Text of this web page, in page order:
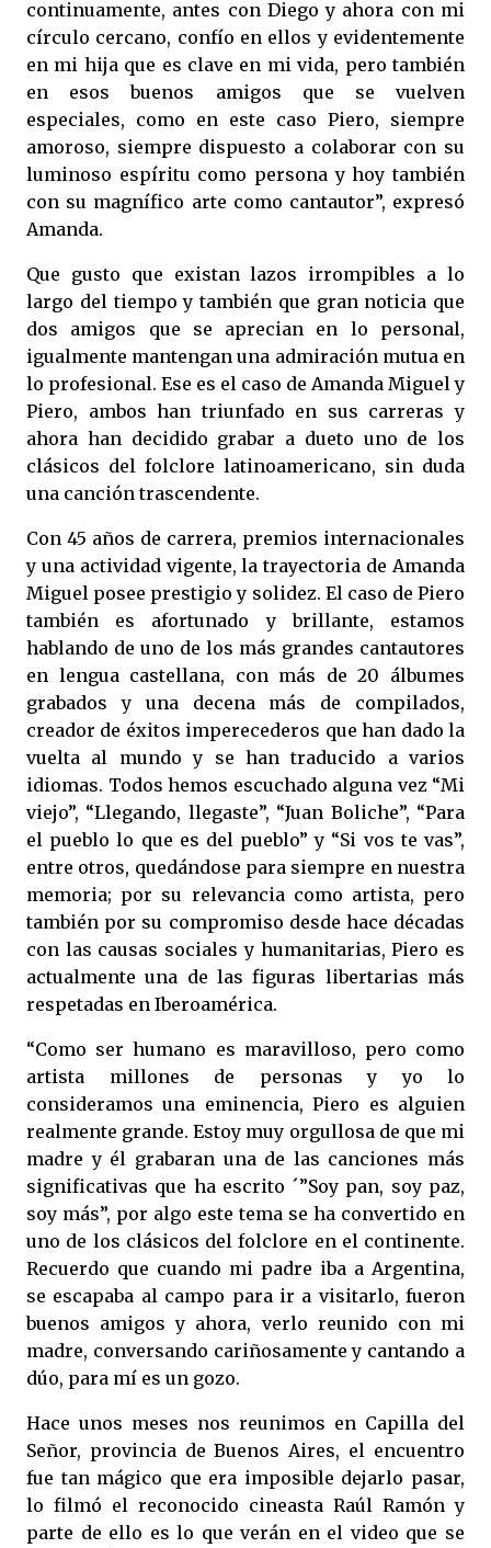
continuamente, antes con Diego y ahora con mi
círculo cercano, confío en ellos y evidentemente
en mi hija que es clave en mi vida, pero también
en esos buenos amigos que se vuelven
especiales, como en este caso Piero, siempre
amoroso, siempre dispuesto a colaborar con su
luminoso espíritu como persona y hoy también
con su magnífico arte como cantautor”, expresó
Amanda.
Que gusto que existan lazos irrompibles a lo
largo del tiempo y también que gran noticia que
dos amigos que se aprecian en lo personal,
igualmente mantengan una admiración mutua en
lo profesional. Ese es el caso de Amanda Miguel y
Piero, ambos han triunfado en sus carreras y
ahora han decidido grabar a dueto uno de los
clásicos del folclore latinoamericano, sin duda
una canción trascendente.
Con 45 años de carrera, premios internacionales
y una actividad vigente, la trayectoria de Amanda
Miguel posee prestigio y solidez. El caso de Piero
también es afortunado y brillante, estamos
hablando de uno de los más grandes cantautores
en lengua castellana, con más de 20 álbumes
grabados y una decena más de compilados,
creador de éxitos imperecederos que han dado la
vuelta al mundo y se han traducido a varios
idiomas. Todos hemos escuchado alguna vez “Mi
viejo”, “Llegando, llegaste”, “Juan Boliche”, “Para
el pueblo lo que es del pueblo” y “Si vos te vas”,
entre otros, quedándose para siempre en nuestra
memoria; por su relevancia como artista, pero
también por su compromiso desde hace décadas
con las causas sociales y humanitarias, Piero es
actualmente una de las figuras libertarias más
respetadas en Iberoamérica.
“Como ser humano es maravilloso, pero como
artista millones de personas y yo lo
consideramos una eminencia, Piero es alguien
realmente grande. Estoy muy orgullosa de que mi
madre y él grabaran una de las canciones más
significativas que ha escrito ´”Soy pan, soy paz,
soy más”, por algo este tema se ha convertido en
uno de los clásicos del folclore en el continente.
Recuerdo que cuando mi padre iba a Argentina,
se escapaba al campo para ir a visitarlo, fueron
buenos amigos y ahora, verlo reunido con mi
madre, conversando cariñosamente y cantando a
dúo, para mí es un gozo.
Hace unos meses nos reunimos en Capilla del
Señor, provincia de Buenos Aires, el encuentro
fue tan mágico que era imposible dejarlo pasar,
lo filmó el reconocido cineasta Raúl Ramón y
parte de ello es lo que verán en el video que se